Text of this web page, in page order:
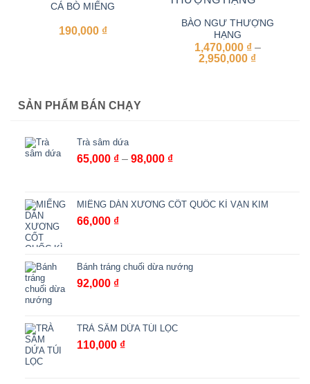
CÁ BÒ MIẾNG
190,000 ₫
BÀO NGƯ THƯỢNG
HẠNG
1,470,000 ₫ –
2,950,000 ₫Khoảng
SẢN PHẨM BÁN CHẠY
Trà sâm dứa
65,000 ₫ – 98,000 ₫Khoảng
65,000 ₫
MIẾNG DÁN XƯƠNG CỐT QUỐC KÌ VẠN KIM
66,000 ₫
Bánh tráng chuối dừa nướng
92,000 ₫
TRÀ SÂM DỨA TÚI LỌC
110,000 ₫